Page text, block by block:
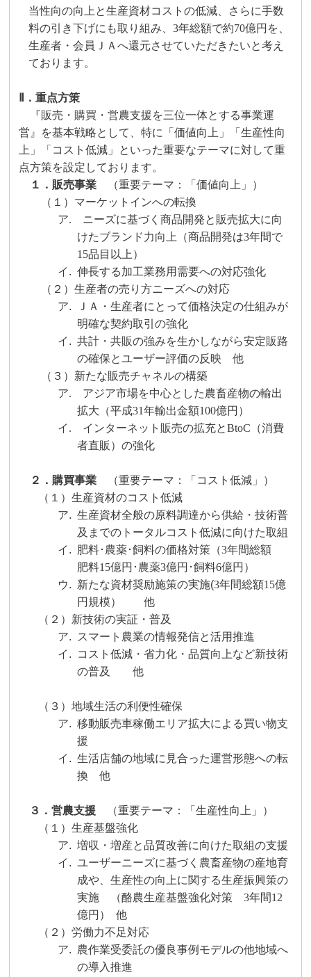
当性向の向上と生産資材コストの低減、さらに手数
料の引き下げにも取り組み、3年総額で約70億円を、
生産者・会員ＪＡへ還元させていただきたいと考え
ております。
Ⅱ．重点方策
『販売・購買・営農支援を三位一体とする事業運
営』を基本戦略として、特に「価値向上」「生産性向
上」「コスト低減」といった重要なテーマに対して重
点方策を設定しております。
１．販売事業
（重要テーマ：「価値向上」）
（１）マーケットインへの転換
ア.
ニーズに基づく商品開発と販売拡大に向
けたブランド力向上（商品開発は3年間で
15品目以上）
イ. 伸長する加工業務用需要への対応強化
（２）生産者の売り方ニーズへの対応
ア.
ＪＡ・生産者にとって価格決定の仕組みが
明確な契約取引の強化
イ. 共計・共販の強みを生かしながら安定販路
の確保とユーザー評価の反映 他
（３）新たな販売チャネルの構築
ア.
アジア市場を中心とした農畜産物の輸出
拡大（平成31年輸出金額100億円）
イ.
インターネット販売の拡充とBtoC （消費
者直販）の強化
２．購買事業
（重要テーマ：「コスト低減」）
（１）生産資材のコスト低減
ア. 生産資材全般の原料調達から供給・技術普
及までのトータルコスト低減に向けた取組
イ. 肥料･農薬･飼料の価格対策（3年間総額
肥料15億円･農薬3億円･飼料6億円）
ウ. 新たな資材奨励施策の実施(3年間総額15億
円規模） 他
（２）新技術の実証・普及
ア.
スマート農業の情報発信と活用推進
イ.
コスト低減・省力化・品質向上など新技術
の普及 他
（３）地域生活の利便性確保
ア. 移動販売車稼働エリア拡大による買い物支
援
イ. 生活店舗の地域に見合った運営形態への転
換
他
３．営農支援
（重要テーマ：「生産性向上」）
（１）生産基盤強化
ア. 増収・増産と品質改善に向けた取組の支援
イ. ユーザーニーズに基づく農畜産物の産地育
成や、生産性の向上に関する生産振興策の
実施 （酪農生産基盤強化対策3年間12
億円）
他
（２）労働力不足対応
ア. 農作業受委託の優良事例モデルの他地域へ
の導入推進